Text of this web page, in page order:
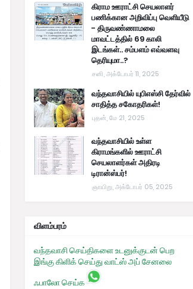
கிராம ஊராட்சி செயலாளர்
பணிக்கான அறிவிப்பு வெளியீடு
- திருவண்ணாமலை
மாவட்டத்தில் 69 காலி
இடங்கள்.. சம்பளம் எவ்வளவு
தெரியுமா..?
சனி, அக்டோபர் 11, 2025
வந்தவாசியில் யுபிஎஸ்சி தேர்வில்
சாதித்த சகோதரிகள்!
புதன், மே 21, 2025
வந்தவாசியில் உள்ள
கிராமங்களில் ஊராட்சி
செயலாளர்கள் அதிரடி
டிரான்ஸ்பர்!
ஞாயிறு, அக்டோபர் 05, 2025
விளம்பரம்
வந்தவாசி செய்திகளை உடனுக்குடன் பெற
இங்கு கிளிக் செய்து வாட்ஸ் அப் சேனலை
ஃபாலோ செய்க